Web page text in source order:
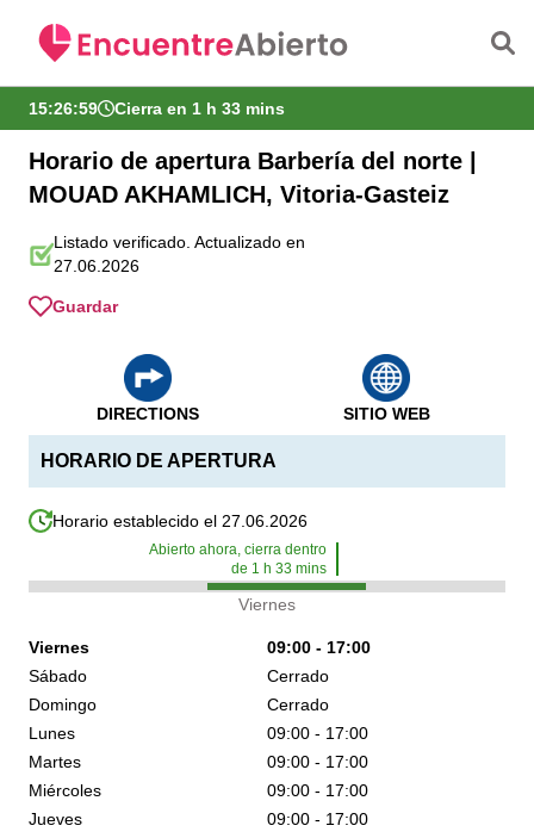
15:27:00 Cierra en 1 h 33 mins
Horario de apertura Barbería del norte |
MOUAD AKHAMLICH, Vitoria-Gasteiz
Listado verificado. Actualizado en
27.06.2026
Guardar
HORARIO DE APERTURA
Horario establecido el 27.06.2026
Abierto ahora, cierra dentro
de 1 h33 mins
Viernes
Viernes
09:00 - 17:00
Sábado
Cerrado
Domingo
Cerrado
Lunes
09:00 - 17:00
Martes
09:00 - 17:00
Miércoles
09:00 - 17:00
Jueves
09:00 - 17:00
DIRECTIONS SITIO WEB